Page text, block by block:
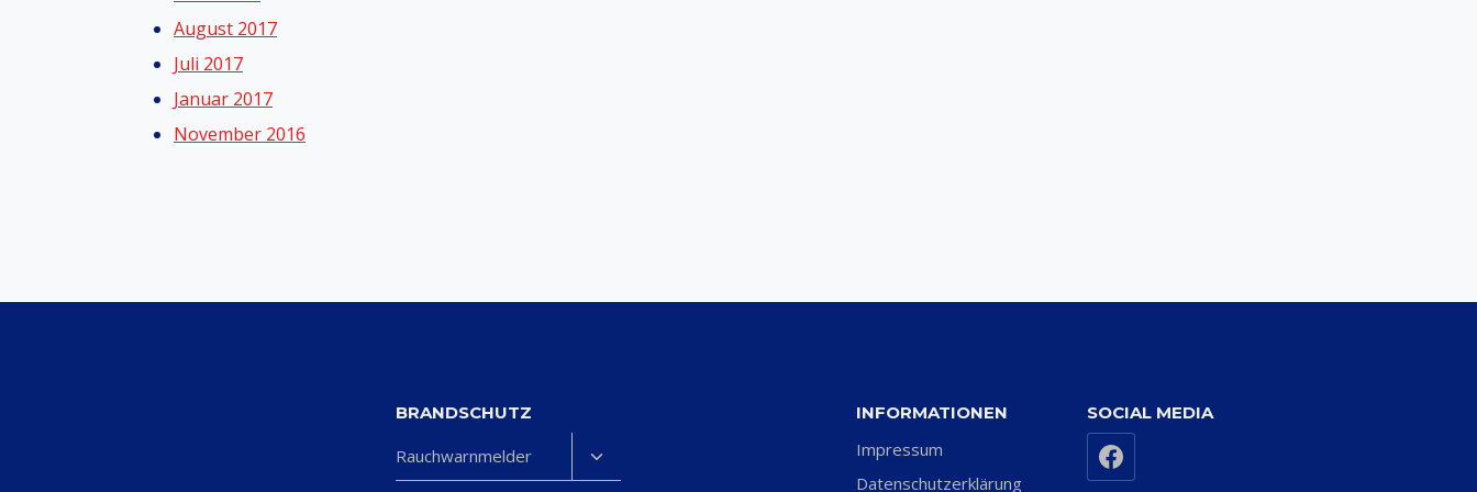
August 2017
Juli 2017
Januar 2017
November 2016
BRANDSCHUTZ
Rauchwarnmelder
Untermenü
umschalten
INFORMATIONEN
Impressum
Datenschutzerklärung
SOCIAL MEDIA